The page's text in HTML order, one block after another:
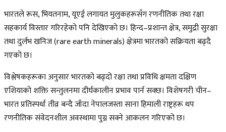
भारतले रूस, भियतनाम, यूएई लगायत मुलुकहरूसँग रणनीतिक तथा रक्षा
सहकार्य विस्तार गरिरहेको पनि देखिएको छ। हिन्द–प्रशान्त क्षेत्र, समुद्री सुरक्षा
तथा दुर्लभ खनिज (rare earth minerals) क्षेत्रमा भारतको सक्रियता बढ्दै
गएको छ।
विश्लेषकहरूका अनुसार भारतको बढ्दो रक्षा तथा प्रविधि क्षमता दक्षिण
एशियाको शक्ति सन्तुलनमा दीर्घकालीन प्रभाव पार्न सक्छ। विशेषगरी चीन–
भारत प्रतिस्पर्धा तीव्र बन्दै जाँदा नेपालजस्ता साना हिमाली राष्ट्रहरू थप
रणनीतिक संवेदनशील अवस्थामा पुग्न सक्ने आकलन गरिएको छ।